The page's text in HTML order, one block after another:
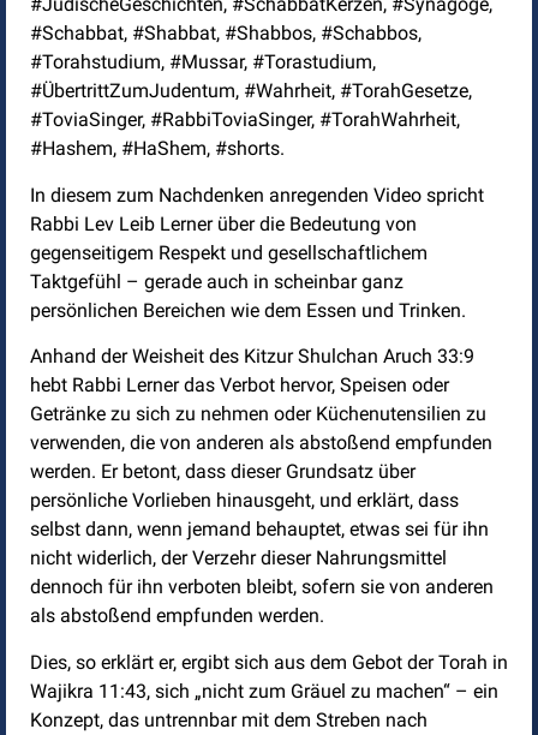
#JüdischeGeschichten, #SchabbatKerzen, #Synagoge,
#Schabbat, #Shabbat, #Shabbos, #Schabbos,
#Torahstudium, #Mussar, #Torastudium,
#ÜbertrittZumJudentum, #Wahrheit, #TorahGesetze,
#ToviaSinger, #RabbiToviaSinger, #TorahWahrheit,
#Hashem, #HaShem, #shorts.
In diesem zum Nachdenken anregenden Video spricht
Rabbi Lev Leib Lerner über die Bedeutung von
gegenseitigem Respekt und gesellschaftlichem
Taktgefühl – gerade auch in scheinbar ganz
persönlichen Bereichen wie dem Essen und Trinken.
Anhand der Weisheit des Kitzur Shulchan Aruch 33:9
hebt Rabbi Lerner das Verbot hervor, Speisen oder
Getränke zu sich zu nehmen oder Küchenutensilien zu
verwenden, die von anderen als abstoßend empfunden
werden. Er betont, dass dieser Grundsatz über
persönliche Vorlieben hinausgeht, und erklärt, dass
selbst dann, wenn jemand behauptet, etwas sei für ihn
nicht widerlich, der Verzehr dieser Nahrungsmittel
dennoch für ihn verboten bleibt, sofern sie von anderen
als abstoßend empfunden werden.
Dies, so erklärt er, ergibt sich aus dem Gebot der Torah in
Wajikra 11:43, sich „nicht zum Gräuel zu machen“ – ein
Konzept, das untrennbar mit dem Streben nach